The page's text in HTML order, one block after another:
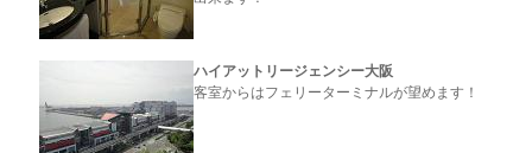
ハイアットリージェンシー大阪
客室からはフェリーターミナルが望めます！